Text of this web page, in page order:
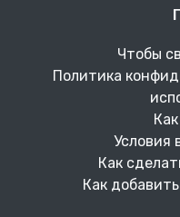
Чтобы
Политика
Условия
Как
Как